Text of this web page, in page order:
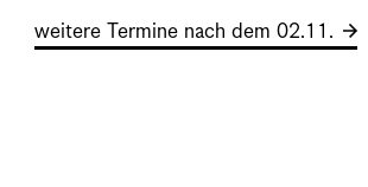
weitere Termine nach dem 02.11.